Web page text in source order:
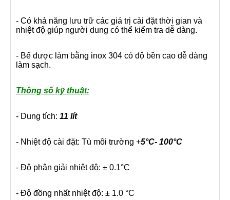
- Có khả năng lưu trữ các giá trị cài đặt thời gian và
nhiệt độ giúp người dung có thể kiểm tra dễ dàng.
- Bể được làm bằng inox 304 có độ bền cao dễ dàng
làm sạch.
Thông số kỹ thuật:
- Dung tích: 11 lít
- Nhiệt độ cài đặt: Tù môi trường +5°C- 100°C
- Độ phân giải nhiệt độ: ± 0.1°C
- Độ đồng nhất nhiệt độ: ± 1.0 °C